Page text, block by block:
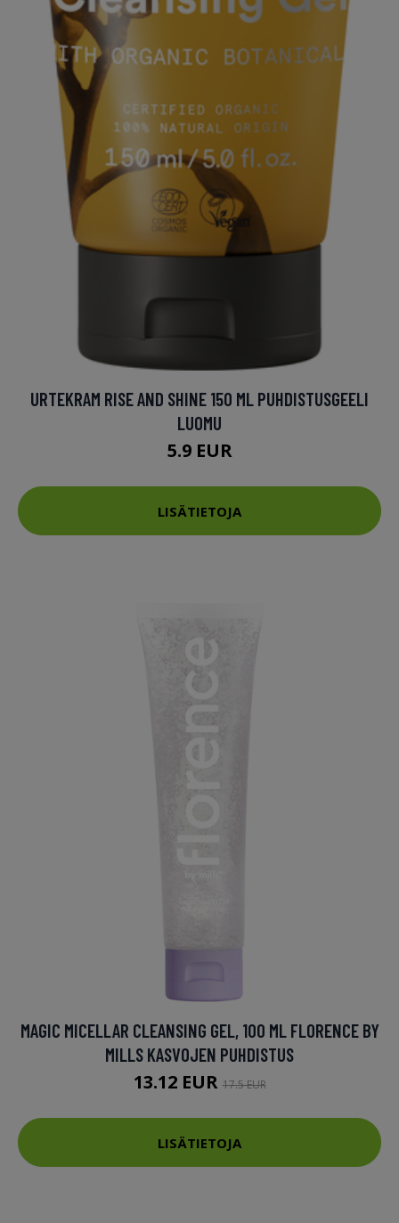
URTEKRAM RISE AND SHINE 150 ML PUHDISTUSGEELI
LUOMU
5.9 EUR
LISÄTIETOJA
MAGIC MICELLAR CLEANSING GEL, 100 ML FLORENCE BY
MILLS KASVOJEN PUHDISTUS
13.12 EUR17.5 EUR
LISÄTIETOJA